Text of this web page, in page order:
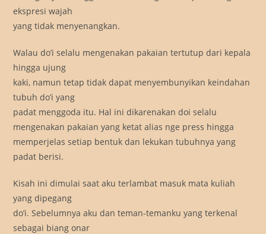
ekspresi wajah
yang tidak menyenangkan.
Walau do’i selalu mengenakan pakaian tertutup dari kepala
hingga ujung
kaki, namun tetap tidak dapat menyembunyikan keindahan
tubuh do’i yang
padat menggoda itu. Hal ini dikarenakan doi selalu
mengenakan pakaian yang ketat alias nge press hingga
memperjelas setiap bentuk dan lekukan tubuhnya yang
padat berisi.
Kisah ini dimulai saat aku terlambat masuk mata kuliah
yang dipegang
do’i. Sebelumnya aku dan teman-temanku yang terkenal
sebagai biang onar